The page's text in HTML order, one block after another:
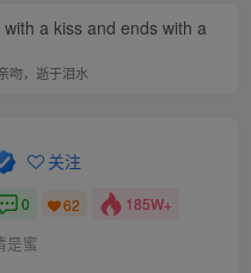
a kiss and ends with a
吻，逝于泪水
关注
0 62 185W+
是蜜